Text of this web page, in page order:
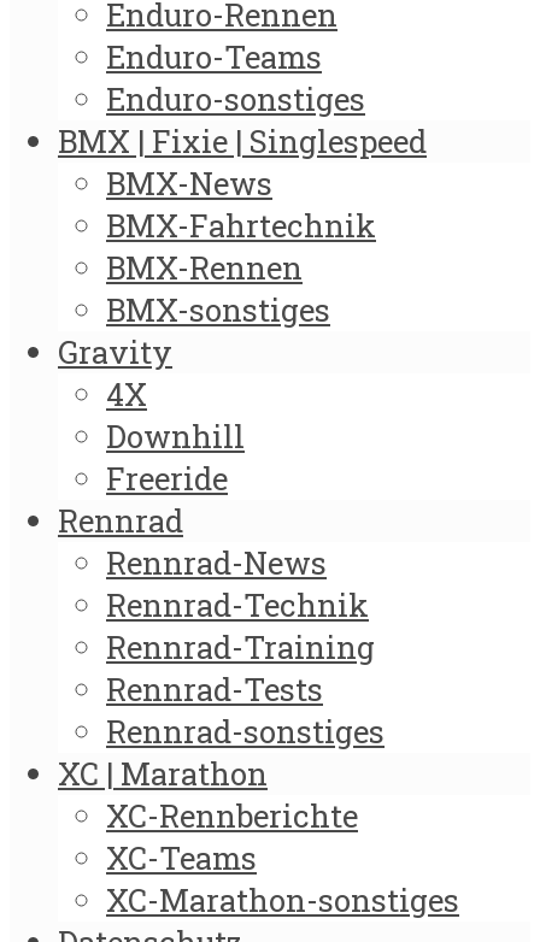
Enduro-Rennen
Enduro-Teams
Enduro-sonstiges
BMX | Fixie | Singlespeed
BMX-News
BMX-Fahrtechnik
BMX-Rennen
BMX-sonstiges
Gravity
4X
Downhill
Freeride
Rennrad
Rennrad-News
Rennrad-Technik
Rennrad-Training
Rennrad-Tests
Rennrad-sonstiges
XC | Marathon
XC-Rennberichte
XC-Teams
XC-Marathon-sonstiges